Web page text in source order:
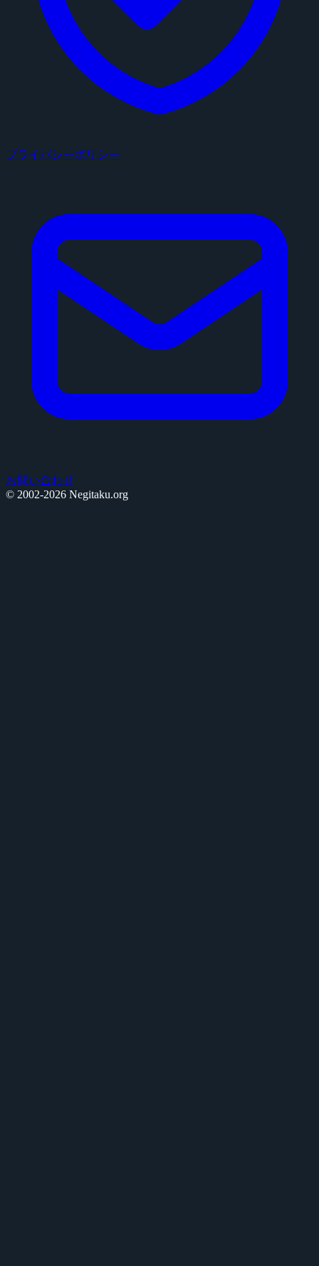
プライバシーポリシー
お問い合わせ
© 2002-2026 Negitaku.org